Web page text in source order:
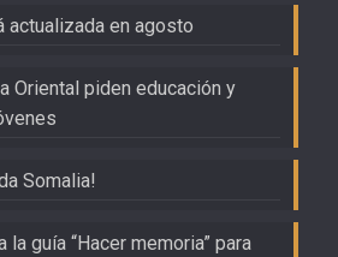
actualizada en agosto
Oriental piden educación y
Somalia!
la guía “Hacer memoria” para